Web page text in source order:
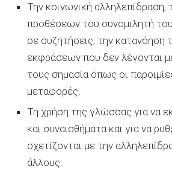
Την κοινωνική
προθέσεων του συνομιλητή
σε συζητήσεις, την κατανόηση
εκφράσεων που δεν λέγονται
τους σημασία όπως οι
μεταφορές.
Τη χρήση της γλώσσας για να
και συναισθήματα και για να
σχετίζονται με την
άλλους.